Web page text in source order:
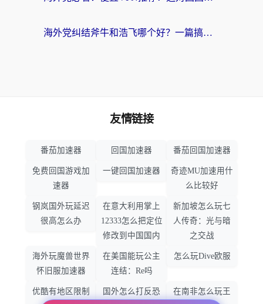
海外党纠结斧牛和浩飞哪个好？一篇搞定回国加速器选择+无缝访问国内资源指南
友情链接
番茄加速器 回国加速器 番茄回国加速器
免费回国游戏加
速器
一键回国加速器
奇迹MU加速用什
么比较好
钢岚国外玩延迟
很高怎么办
在意大利用掌上
12333怎么把定位
修改到中国国内
新加坡怎么玩七
人传奇：光与暗
之交战
海外玩魔兽世界
怀旧服加速器
在美国能玩公主
连结：Re吗
怎么玩Dive欧服
优酷有地区限制
国外怎么打反恐
在南非怎么玩王